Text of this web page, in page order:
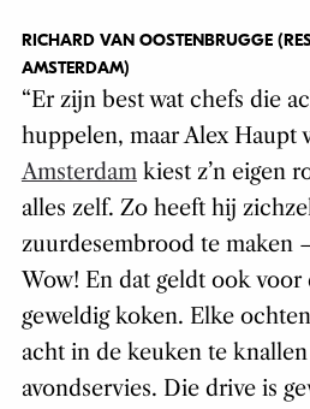
RICHARD VAN OOSTENBRUGGE
AMSTERDAM)
“Er zijn best wat chefs die
huppelen, maar Alex Haupt
Amsterdamkiest z’n eigen
alles zelf. Zo heeft hij
zuurdesembrood te maken
Wow! En dat geldt ook voor
geweldig koken. Elke
acht in de keuken te
avondservies. Die drive is